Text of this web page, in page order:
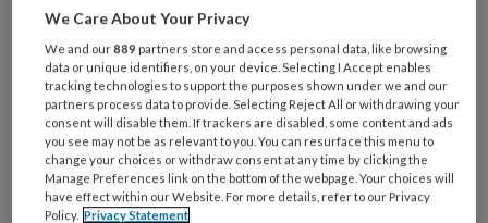
coachingsopleiding te hebben gevolgd! Er zijn
veel meer voorbeelden van wijk- teams waar
de relatie tussen beroep en beroepsopleiding
is losgelaten. Vóór de decentralisaties was het
vrijwel ondenkbaar dat een (algemeen)
maatschappelijk werker niet de bij het beroep
behorende opleiding zou hebben gevolgd.
We Care About Your Privacy
We and our889 partners store and access personal data, like browsing
data or unique identifiers, on your device. Selecting I Accept enables
tracking technologies to support the purposes shown under we and our
partners process data to provide. Selecting Reject All or withdrawing your
consent will disable them. If trackers are disabled, some content and ads
you see may not be as relevant to you. You can resurface this menu to
change your choices or withdraw consent at any time by clicking the
Manage Preferences link on the bottom of the webpage. Your choices will
have effect within our Website. For more details, refer to our Privacy
Policy. Privacy Statement